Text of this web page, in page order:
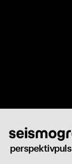
perspektivpuls